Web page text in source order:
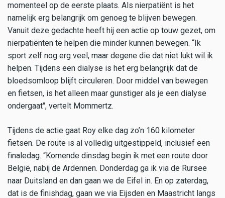
momenteel op de eerste plaats. Als nierpatiënt is het
namelijk erg belangrijk om genoeg te blijven bewegen.
Vanuit deze gedachte heeft hij een actie op touw gezet, om
nierpatiënten te helpen die minder kunnen bewegen. “Ik
sport zelf nog erg veel, maar degene die dat niet lukt wil ik
helpen. Tijdens een dialyse is het erg belangrijk dat de
bloedsomloop blijft circuleren. Door middel van bewegen
en fietsen, is het alleen maar gunstiger als je een dialyse
ondergaat", vertelt Mommertz.
Tijdens de actie gaat Roy elke dag zo’n 160 kilometer
fietsen. De route is al volledig uitgestippeld, inclusief een
finaledag. “Komende dinsdag begin ik met een route door
België, nabij de Ardennen. Donderdag ga ik via de Rursee
naar Duitsland en dan gaan we de Eifel in. En op zaterdag,
dat is de finishdag, gaan we via Eijsden en Maastricht langs